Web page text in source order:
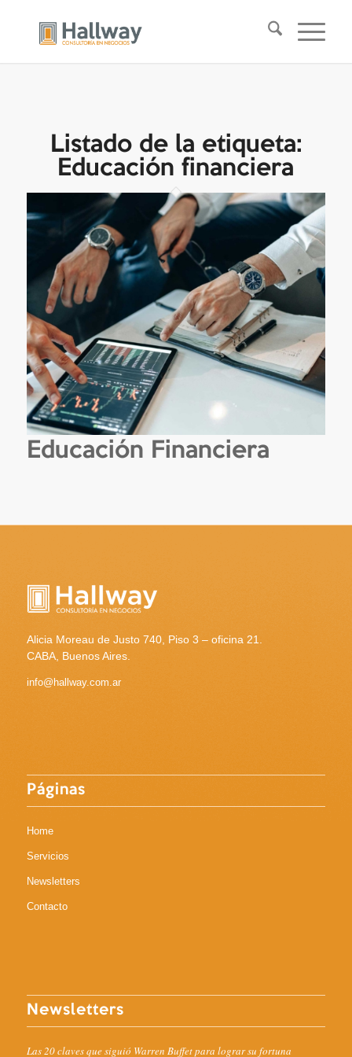
Listado de la etiqueta:
Educación financiera
Educación Financiera
Alicia Moreau de Justo 740, Piso 3 – oficina 21.
CABA, Buenos Aires.
info@hallway.com.ar
Páginas
Home
Servicios
Newsletters
Contacto
Newsletters
Las 20 claves que siguió Warren Buffet para lograr su fortuna